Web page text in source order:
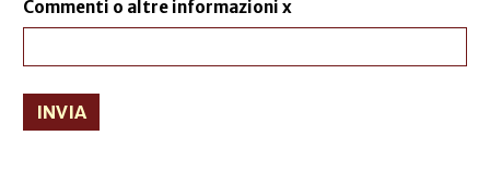
Commenti o altre informazioni x
INVIA